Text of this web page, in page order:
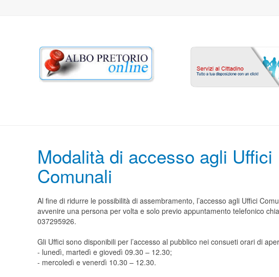
Modalità di accesso agli Uffici
Comunali
Al fine di ridurre le possibilità di assembramento, l’accesso agli Uffici
avvenire una persona per volta e solo previo appuntamento telefonico
037295926.
Gli Uffici sono disponibili per l’accesso al pubblico nei consueti orari di
- lunedì, martedì e giovedì 09.30 – 12.30;
- mercoledì e venerdì 10.30 – 12.30.